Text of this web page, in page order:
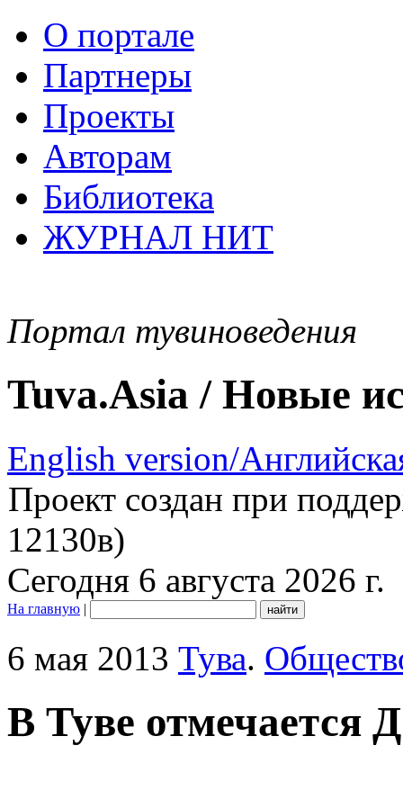
О портале
Партнеры
Проекты
Авторам
Библиотека
ЖУРНАЛ НИТ
Портал тувиноведения
Tuva.Asia / Новые
English version/
Проект создан при
12130в)
Сегодня 6 августа 2026 г.
На главную |
6 мая 2013 Тува.
В Туве отмечается